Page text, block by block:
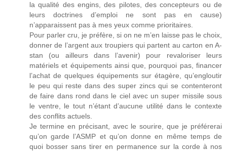
la qualité des engins, des pilotes, des concepteurs ou de
leurs doctrines d’emploi ne sont pas en cause)
n’apparaissent pas à mes yeux comme prioritaires.
Pour parler cru, je préfère, si on ne m’en laisse pas le choix,
donner de l’argent aux troupiers qui partent au carton en A-
stan (ou ailleurs dans l’avenir) pour revaloriser leurs
matériels et équipements ainsi que, pourquoi pas, financer
l’achat de quelques équipements sur étagère, qu’engloutir
le peu qui reste dans des super zincs qui se contenteront
de faire dans rond dans le ciel avec un super missile sous
le ventre, le tout n’étant d’aucune utilité dans le contexte
des conflits actuels.
Je termine en précisant, avec le sourire, que je préférerai
qu’on garde l’ASMP et qu’on donne en même temps de
quoi bosser sans tirer en permanence sur la corde à nos